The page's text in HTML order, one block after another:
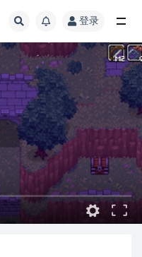
登录